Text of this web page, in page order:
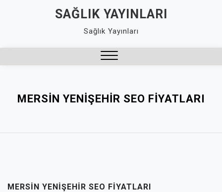
SAĞLIK YAYINLARI
Sağlık Yayınları
MERSIN YENIŞEHIR SEO FIYATLARI
MERSIN YENIŞEHIR SEO FIYATLARI